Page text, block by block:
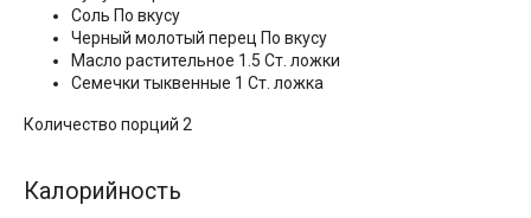
Соль По вкусу
Черный молотый перец По вкусу
Масло растительное 1.5 Ст. ложки
Семечки тыквенные 1 Ст. ложка
Количество порций 2
Калорийность